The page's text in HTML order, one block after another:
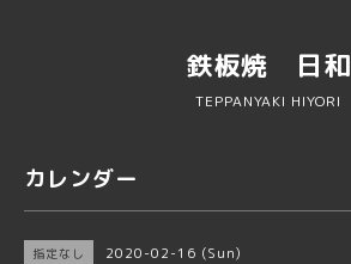
鉄板焼 日和
TEPPANYAKI HIYORI
カレンダー
指定なし 2020-02-16 (Sun)